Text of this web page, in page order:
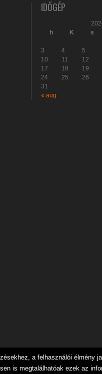
IDŐGÉP
h
K s
3
4 5
10
11 12
17
18 19
24
25 26
31
« aug
a felhasználói
is megtalálhatóak ezek az